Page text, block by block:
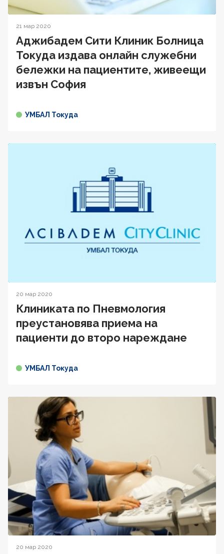
21 мар 2020
Аджибадем Сити Клиник Болница
Токуда издава онлайн служебни
бележки на пациентите, живеещи
извън София
УМБАЛ Токуда
20 мар 2020
Клиниката по Пневмология
преустановява приема на
пациенти до второ нареждане
УМБАЛ Токуда
20 мар 2020